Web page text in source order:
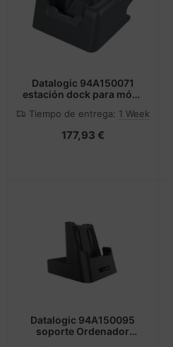
Datalogic 94A150071
estación dock para móvil
Tiempo de entrega: 1 Week
177,93 €
Datalogic 94A150095
soporte Ordenador